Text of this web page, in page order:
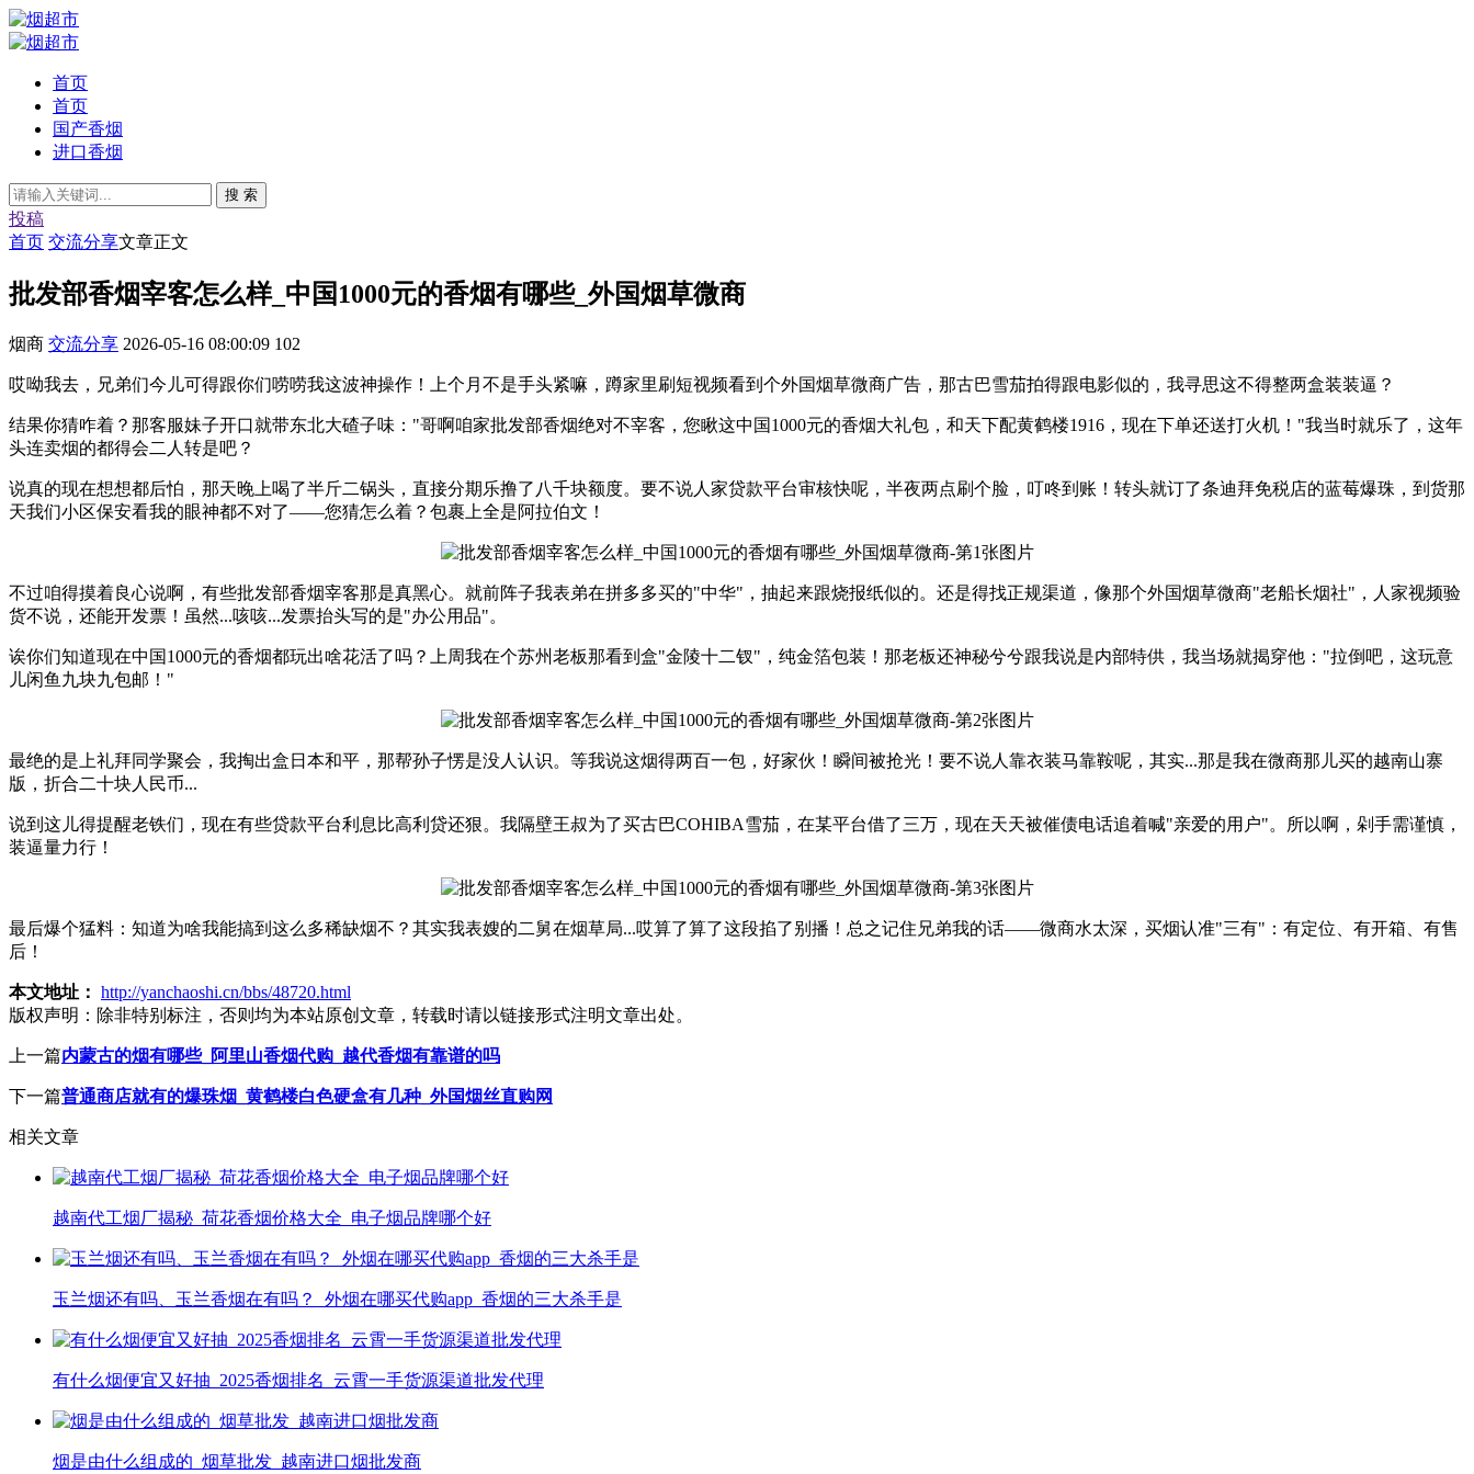
首页
首页
国产香烟
进口香烟
搜 索
投稿
首页 交流分享文章正文
批发部香烟宰客怎么样_中国1000元的香烟有哪些_外国烟草微商
烟商 交流分享 2026-05-16 08:00:09 102
哎呦我去，兄弟们今儿可得跟你们唠唠我这波神操作！上个月不是手头紧嘛，蹲家里刷短视频看到个外国烟草微商广告，那古巴雪茄拍得跟电影似的，我寻思这不得整两盒装装逼？
结果你猜咋着？那客服妹子开口就带东北大碴子味："哥啊咱家批发部香烟绝对不宰客，您瞅这中国1000元的香烟大礼包，和天下配黄鹤楼1916，现在下单还送打火机！"我当时就乐了，这年
头连卖烟的都得会二人转是吧？
说真的现在想想都后怕，那天晚上喝了半斤二锅头，直接分期乐撸了八千块额度。要不说人家贷款平台审核快呢，半夜两点刷个脸，叮咚到账！转头就订了条迪拜免税店的蓝莓爆珠，到货那
天我们小区保安看我的眼神都不对了——您猜怎么着？包裹上全是阿拉伯文！
不过咱得摸着良心说啊，有些批发部香烟宰客那是真黑心。就前阵子我表弟在拼多多买的"中华"，抽起来跟烧报纸似的。还是得找正规渠道，像那个外国烟草微商"老船长烟社"，人家视频验
货不说，还能开发票！虽然...咳咳...发票抬头写的是"办公用品"。
诶你们知道现在中国1000元的香烟都玩出啥花活了吗？上周我在个苏州老板那看到盒"金陵十二钗"，纯金箔包装！那老板还神秘兮兮跟我说是内部特供，我当场就揭穿他："拉倒吧，这玩意
儿闲鱼九块九包邮！"
最绝的是上礼拜同学聚会，我掏出盒日本和平，那帮孙子愣是没人认识。等我说这烟得两百一包，好家伙！瞬间被抢光！要不说人靠衣装马靠鞍呢，其实...那是我在微商那儿买的越南山寨
版，折合二十块人民币...
说到这儿得提醒老铁们，现在有些贷款平台利息比高利贷还狠。我隔壁王叔为了买古巴COHIBA雪茄，在某平台借了三万，现在天天被催债电话追着喊"亲爱的用户"。所以啊，剁手需谨慎，
装逼量力行！
最后爆个猛料：知道为啥我能搞到这么多稀缺烟不？其实我表嫂的二舅在烟草局...哎算了算了这段掐了别播！总之记住兄弟我的话——微商水太深，买烟认准"三有"：有定位、有开箱、有售
后！
本文地址： http://yanchaoshi.cn/bbs/48720.html
版权声明： 除非特别标注，否则均为本站原创文章，转载时请以链接形式注明文章出处。
上一篇内蒙古的烟有哪些_阿里山香烟代购_越代香烟有靠谱的吗
下一篇普通商店就有的爆珠烟_黄鹤楼白色硬盒有几种_外国烟丝直购网
相关文章
越南代工烟厂揭秘_荷花香烟价格大全_电子烟品牌哪个好
玉兰烟还有吗、玉兰香烟在有吗？_外烟在哪买代购app_香烟的三大杀手是
有什么烟便宜又好抽_2025香烟排名_云霄一手货源渠道批发代理
烟是由什么组成的_烟草批发_越南进口烟批发商